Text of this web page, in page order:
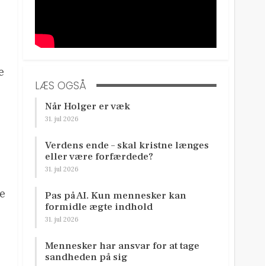
LÆS OGSÅ
Når Holger er væk
31. jul 2026
Verdens ende – skal kristne længes
eller være forfærdede?
31. jul 2026
Pas på AI. Kun mennesker kan
formidle ægte indhold
31. jul 2026
Mennesker har ansvar for at tage
sandheden på sig